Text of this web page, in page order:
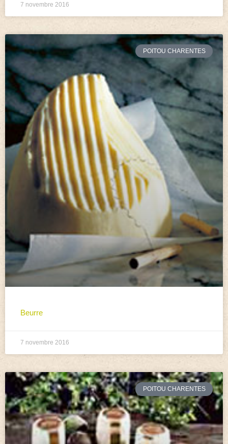
7 novembre 2016
POITOU CHARENTES
Beurre
7 novembre 2016
POITOU CHARENTES